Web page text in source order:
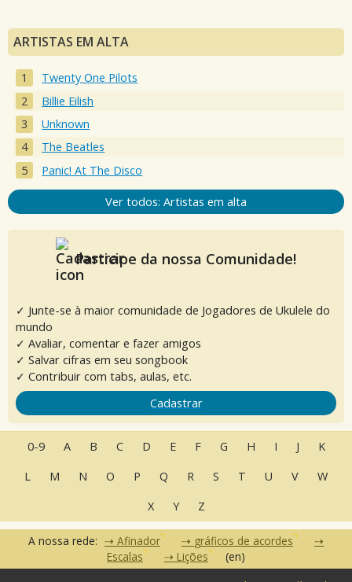
ARTISTAS EM ALTA
Twenty One Pilots
Billie Eilish
Unknown
The Beatles
Panic! At The Disco
Ver todos: Artistas em alta
Participe da nossa Comunidade!
✓ Junte-se à maior comunidade de Jogadores de Ukulele do
mundo
✓ Avaliar, comentar e fazer amigos
✓ Salvar cifras em seu songbook
✓ Contribuir com tabs, aulas, etc.
Cadastrar
0-9 A B C D E F G H I J
K
L
M N O P Q R S T U V
W
X
Y Z
A nossa rede: Afinador
gráficos de acordes
Escalas
Lições (en)